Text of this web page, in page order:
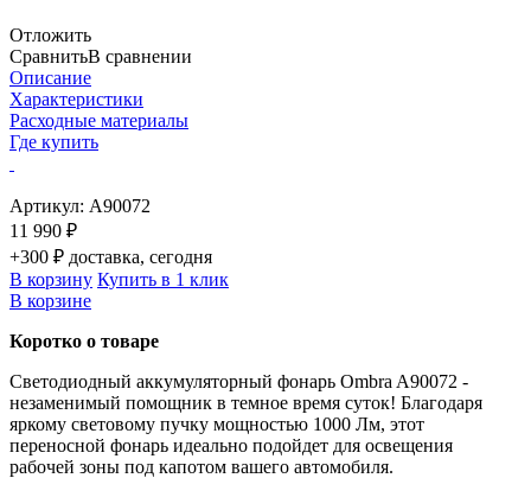
Отложить
СравнитьВ сравнении
Описание
Характеристики
Расходные материалы
Где купить
Артикул: A90072
11 990 ₽
+300 ₽ доставка, сегодня
В корзину Купить в 1 клик
В корзине
Коротко о товаре
Светодиодный аккумуляторный фонарь Ombra A90072 -
незаменимый помощник в темное время суток! Благодаря
яркому световому пучку мощностью 1000 Лм, этот
переносной фонарь идеально подойдет для освещения
рабочей зоны под капотом вашего автомобиля.